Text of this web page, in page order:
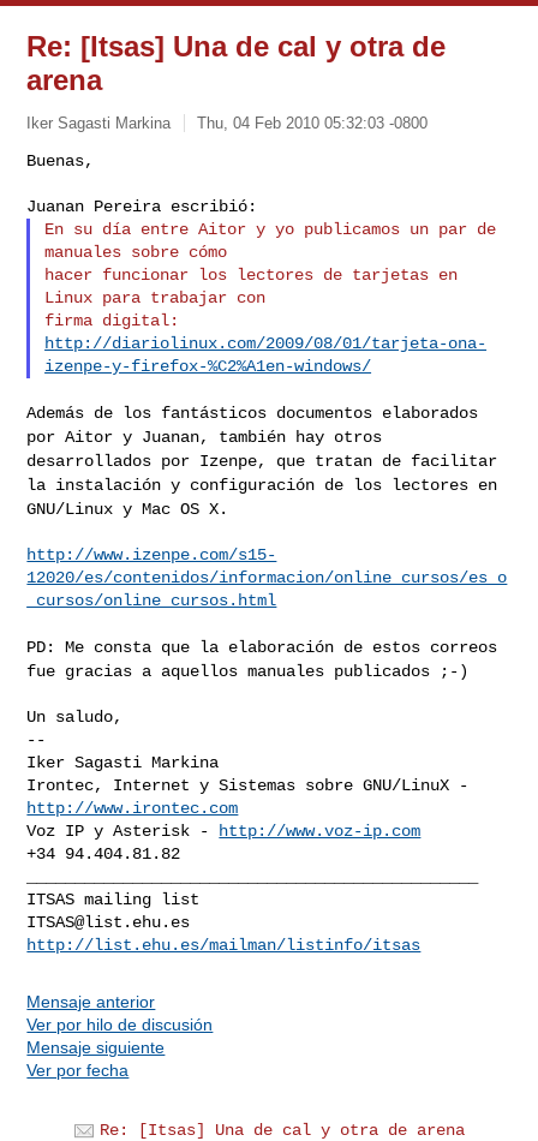
Re: [Itsas] Una de cal y otra de
arena
Iker Sagasti Markina Thu, 04 Feb 2010 05:32:03 -0800
Buenas,
En su día entre Aitor y yo publicamos un par de
manuales sobre cómo
hacer funcionar los lectores de tarjetas en
Linux para trabajar con
http://diariolinux.com/2009/08/01/tarjeta-ona-
izenpe-y-firefox-%C2%A1en-windows/
Además de los fantásticos documentos elaborados
por Aitor y Juanan, también hay otros
desarrollados por Izenpe, que tratan de facilitar
la instalación y configuración de los lectores en
GNU/Linux y Mac OS X.
http://www.izenpe.com/s15-
12020/es/contenidos/informacion/online_cursos/es_o
_cursos/online_cursos.html
PD: Me consta que la elaboración de estos correos
fue gracias a aquellosmanuales publicados ;-)
Un saludo,
--
Iker Sagasti Markina
http://www.irontec.com
Voz IP y Asterisk -
http://www.voz-ip.com
+34 94.404.81.82
ITSAS@list.ehu.es
http://list.ehu.es/mailman/listinfo/itsas
Mensaje anterior
Ver por hilo de discusión
Mensaje siguiente
Ver por fecha
Re: [Itsas] Una de cal y otra de arena